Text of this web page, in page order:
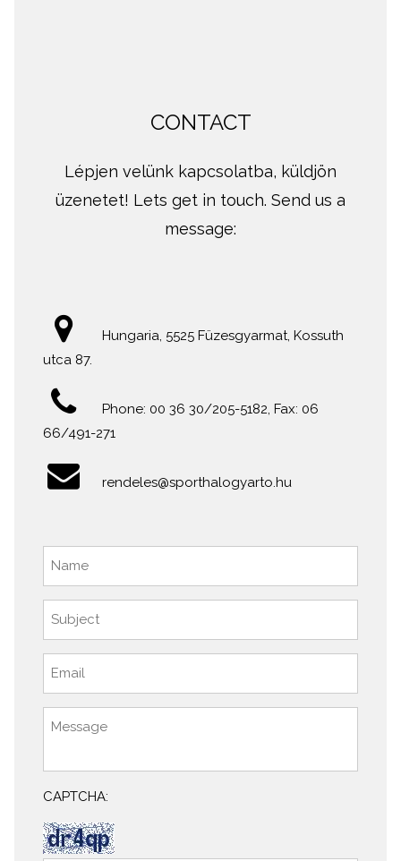
CONTACT
Lépjen velünk kapcsolatba, küldjön
üzenetet! Lets get in touch. Send us a
message:
Hungaria, 5525 Füzesgyarmat, Kossuth
utca 87.
Phone: 00 36 30/205-5182, Fax: 06
66/491-271
rendeles@sporthalogyarto.hu
CAPTCHA: